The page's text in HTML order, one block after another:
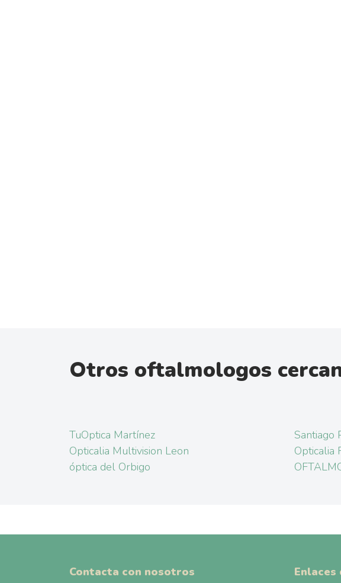
Otros oftalmologos
TuOptica Martínez Santiago
Opticalia Multivision Leon
Opticalia
óptica del Orbigo
Contacta con nosotros Enlaces